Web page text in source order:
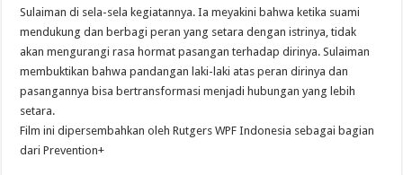
Sulaiman di sela-sela kegiatannya. Ia meyakini bahwa ketika suami
mendukung dan berbagi peran yang setara dengan istrinya, tidak
akan mengurangi rasa hormat pasangan terhadap dirinya. Sulaiman
membuktikan bahwa pandangan laki-laki atas peran dirinya dan
pasangannya bisa bertransformasi menjadi hubungan yang lebih
setara.
Film ini dipersembahkan oleh Rutgers WPF Indonesia sebagai bagian
dari Prevention+